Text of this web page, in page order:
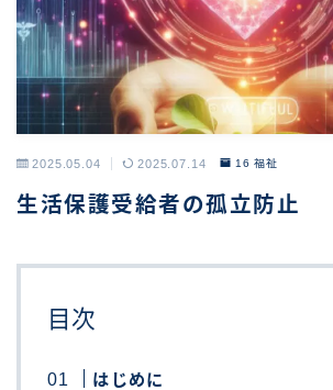
2025.05.04 2025.07.14 16 福祉
生活保護受給者の孤立防止
目次
はじめに